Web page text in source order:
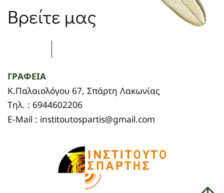
Βρείτε μας
ΓΡΑΦΕΙΑ
Κ.Παλαιολόγου 67, Σπάρτη Λακωνίας
Τηλ. : 6944602206
E-Mail : institoutospartis@gmail.com